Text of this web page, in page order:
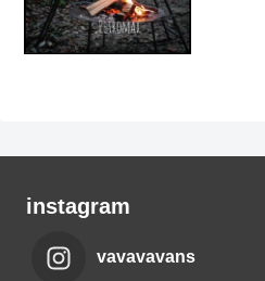
instagram
vavavavans